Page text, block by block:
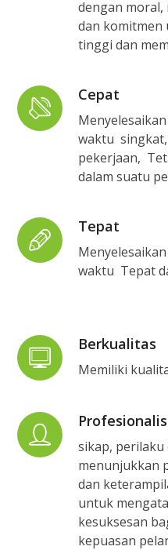
dengan
dan
tinggi dan
Cepat
waktu
pekerjaan,
dalam suatu
Tepat
waktu Tepat
Berkualitas
Memiliki
sikap,
menunjukkan
dan
untuk
kesuksesan
kepuasan